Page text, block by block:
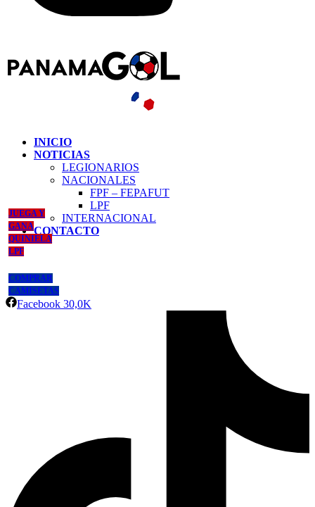
INICIO
NOTICIAS
LEGIONARIOS
NACIONALES
FPF – FEPAFUT
LPF
INTERNACIONAL
CONTACTO
JUEGA Y
GANA
QUINIELA
LPF
COMPRAR
CAMISETAS
Facebook 30,0K